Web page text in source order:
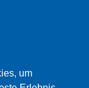
um